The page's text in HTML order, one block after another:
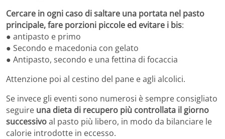
Cercare in ogni caso di saltare una portata nel pasto
principale, fare porzioni piccole ed evitare i bis:
● antipasto e primo
● Secondo e macedonia con gelato
● Antipasto, secondo e una fettina di focaccia
Attenzione poi al cestino del pane e agli alcolici.
Se invece gli eventi sono numerosi è sempre consigliato
seguire una dieta di recupero più controllata il giorno
successivoal pasto più libero, in modo da bilanciare le
calorie introdotte in eccesso.